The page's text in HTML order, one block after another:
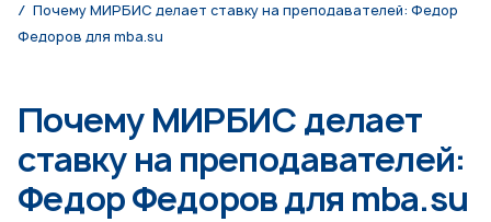
Почему МИРБИС делает ставку на преподавателей: Федор
Федоров для mba.su
Почему МИРБИС делает
ставку на преподавателей:
Федор Федоров для mba.su